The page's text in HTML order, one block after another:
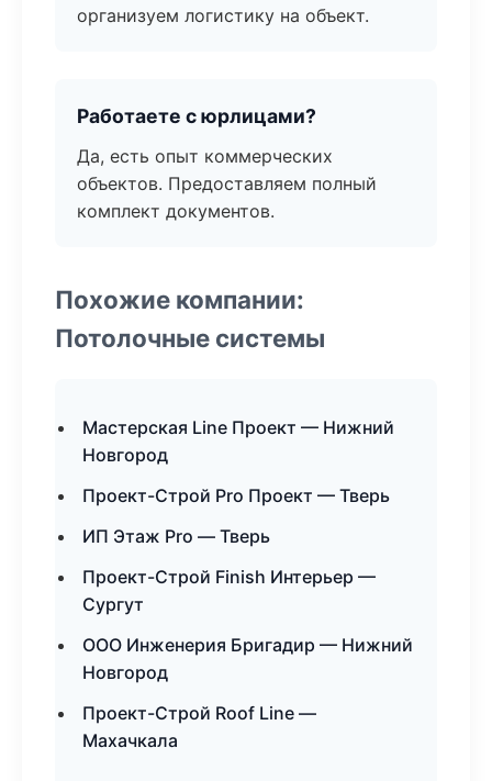
организуем логистику на объект.
Работаете с юрлицами?
Да, есть опыт коммерческих
объектов. Предоставляем полный
комплект документов.
Похожие компании:
Потолочные системы
Мастерская Line Проект — Нижний
Новгород
Проект-Строй Pro Проект — Тверь
ИП Этаж Pro — Тверь
Проект-Строй Finish Интерьер —
Сургут
ООО Инженерия Бригадир — Нижний
Новгород
Проект-Строй Roof Line —
Махачкала